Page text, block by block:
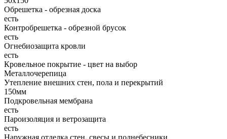
Обрешетка - обрезная доска
есть
Контробрешетка - обрезной брусок
есть
Огнебиозащита кровли
есть
Кровельное покрытие - цвет на выбор
Металлочерепица
Утепление внешних стен, пола и перекрытий
150мм
Подкровельная мембрана
есть
Пароизоляция и ветрозащита
есть
Наружная отделка стен, свесы и поднебесники